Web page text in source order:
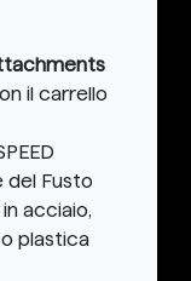
il carrello
del Fusto
acciaio,
plastica